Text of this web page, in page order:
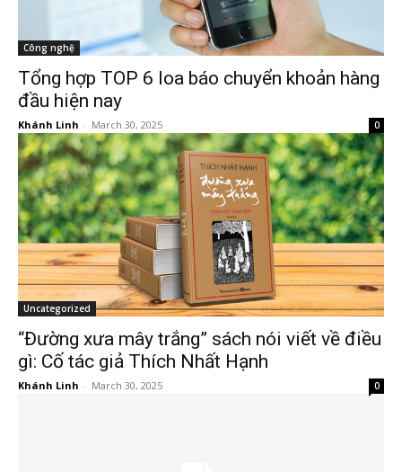
Công nghệ
Tổng hợp TOP 6 loa báo chuyển khoản hàng
đầu hiện nay
Khánh Linh - March 30, 2025 0
Uncategorized
“Đường xưa mây trắng” sách nói viết về điều
gì: Cố tác giả Thích Nhất Hạnh
Khánh Linh - March 30, 2025 0